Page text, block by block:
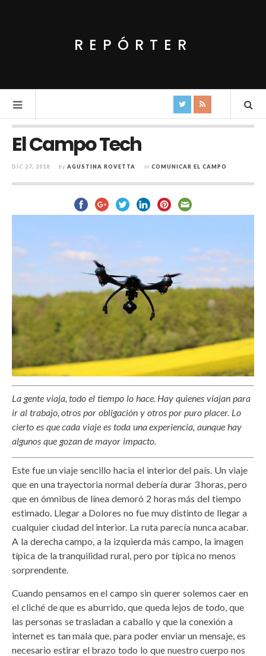
REPÓRTER
El Campo Tech
DIC 27, 2018 by AGUSTINA ROVETTA in COMUNICAR EL CAMPO
La gente viaja, todo el tiempo lo hace. Hay quienes viajan para
ir al trabajo, otros por obligación y otros por puro placer. Lo
cierto es que cada viaje es toda una experiencia, aunque hay
algunos que gozan de mayor impacto.
Este fue un viaje sencillo hacia el interior del país. Un viaje
que en una trayectoria normal debería durar 3 horas, pero
que en ómnibus de línea demoró 2 horas más del tiempo
estimado. Llegar a Dolores no fue muy distinto de llegar a
cualquier ciudad del interior. La ruta parecía nunca acabar.
A la derecha campo, a la izquierda más campo, la imagen
típica de la tranquilidad rural, pero por típica no menos
sorprendente.
Cuando pensamos en el campo sin querer solemos caer en
el cliché de que es aburrido, que queda lejos de todo, que
las personas se trasladan a caballo y que la conexión a
internet es tan mala que, para poder enviar un mensaje, es
necesario estirar el brazo todo lo que nuestro cuerpo nos